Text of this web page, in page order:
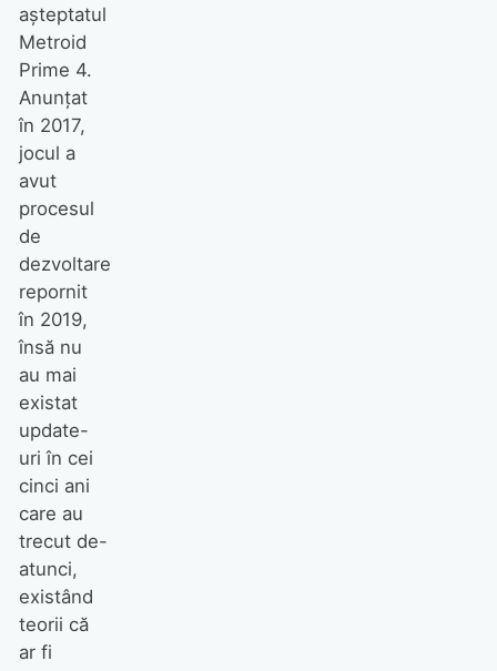
așteptatul
Metroid
Prime 4.
Anunțat
în 2017,
jocul a
avut
procesul
de
dezvoltare
repornit
în 2019,
însă nu
au mai
existat
update-
uri în cei
cinci ani
care au
trecut de-
atunci,
existând
teorii că
ar fi